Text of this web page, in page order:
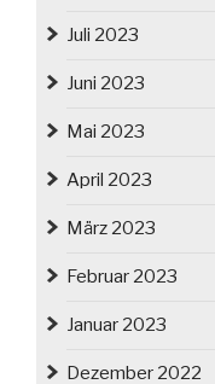
Juli 2023
Juni 2023
Mai 2023
April 2023
März 2023
Februar 2023
Januar 2023
Dezember 2022